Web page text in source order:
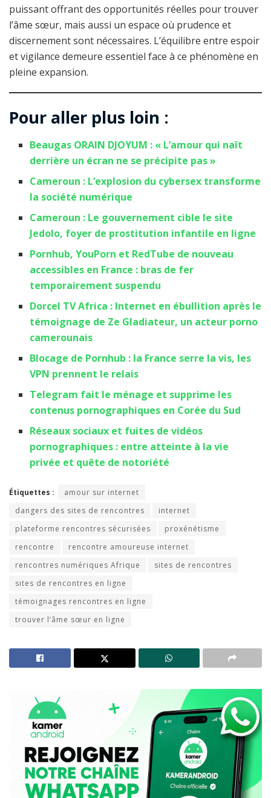
puissant offrant des opportunités réelles pour trouver
l’âme sœur, mais aussi un espace où prudence et
discernement sont nécessaires. L’équilibre entre espoir
et vigilance demeure essentiel face à ce phénomène en
pleine expansion.
Pour aller plus loin :
Beaugas ORAIN DJOYUM : « L’amour qui naît
derrière un écran ne se précipite pas »
Cameroun : L’explosion du cybersex transforme
la société numérique
Cameroun : Le gouvernement cible le site
Jedolo, foyer de prostitution infantile en ligne
Pornhub, YouPorn et RedTube de nouveau
accessibles en France : bras de fer
temporairement suspendu
Dorcel TV Africa : Internet en ébullition après le
témoignage de Ze Gladiateur, un acteur porno
camerounais
Blocage de Pornhub : la France serre la vis, les
VPN prennent le relais
Telegram fait le ménage et supprime les
contenus pornographiques en Corée du Sud
Réseaux sociaux et fuites de vidéos
pornographiques : entre atteinte à la vie
privée et quête de notoriété
Étiquettes :
amour sur internet
dangers des sites de rencontres
internet
plateforme rencontres sécurisées
proxénétisme
rencontre
rencontre amoureuse internet
rencontres numériques Afrique
sites de rencontres
sites de rencontres en ligne
témoignages rencontres en ligne
trouver l’âme sœur en ligne